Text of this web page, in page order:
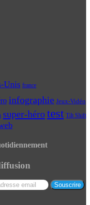
Unis france
infographie Jeux-Vidéo
super-hérotest Tilt Shift